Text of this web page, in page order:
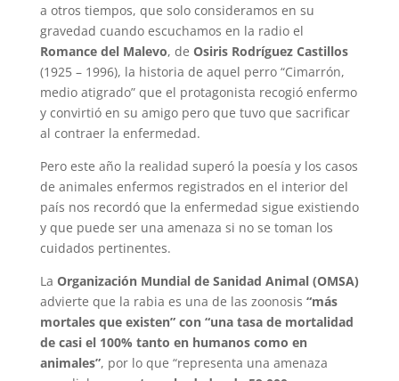
a otros tiempos, que solo consideramos en su
gravedad cuando escuchamos en la radio el
Romance del Malevo, de Osiris Rodríguez Castillos
(1925 – 1996), la historia de aquel perro “Cimarrón,
medio atigrado” que el protagonista recogió enfermo
y convirtió en su amigo pero que tuvo que sacrificar
al contraer la enfermedad.
Pero este año la realidad superó la poesía y los casos
de animales enfermos registrados en el interior del
país nos recordó que la enfermedad sigue existiendo
y que puede ser una amenaza si no se toman los
cuidados pertinentes.
La Organización Mundial de Sanidad Animal (OMSA)
advierte que la rabia es una de las zoonosis “más
mortales que existen” con “una tasa de mortalidad
de casi el 100% tanto en humanos como en
animales”, por lo que “representa una amenaza